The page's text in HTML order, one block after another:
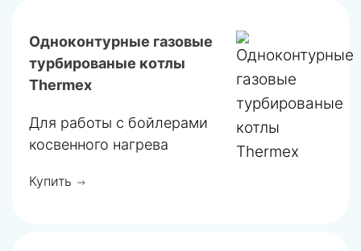
Одноконтурные газовые
турбированые котлы
Thermex
Для работы с бойлерами
косвенного нагрева
Купить